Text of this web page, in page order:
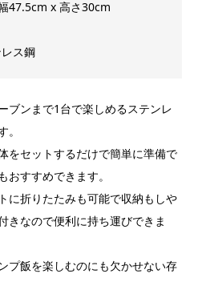
47.5cm x 高さ30cm
ス鋼
ブンまで1台で楽しめるステンレ
をセットするだけで簡単に準備で
おすすめできます。
に折りたたみも可能で収納もしや
きなので便利に持ち運びできま
プ飯を楽しむのにも欠かせない存